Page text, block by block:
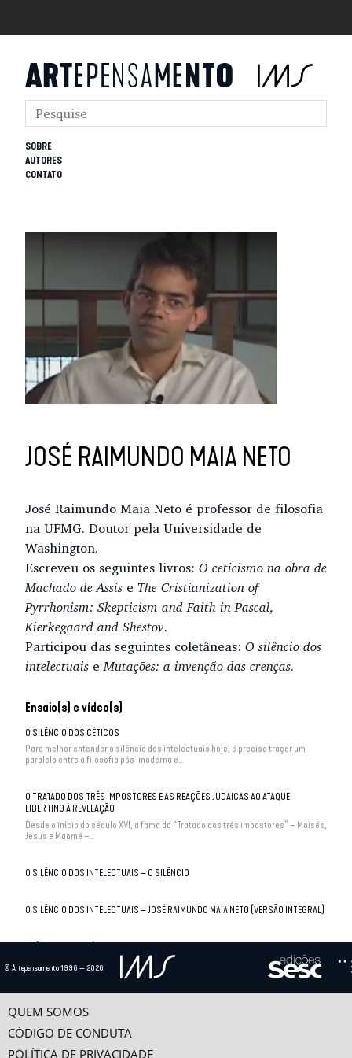
SOBRE
AUTORES
CONTATO
Ensaio(s) e vídeo(s)
O SILÊNCIO DOS CÉTICOS
Para melhor entender o silêncio dos intelectuais hoje, é preciso traçar um
paralelo entre a filosofia pós-moderna e...
O TRATADO DOS TRÊS IMPOSTORES E AS REAÇÕES JUDAICAS AO ATAQUE
LIBERTINO À REVELAÇÃO
Desde o início do século XVI, a fama do “Tratado dos três impostores” – Moisés,
Jesus e Maomé –...
O SILÊNCIO DOS INTELECTUAIS – O SILÊNCIO
O SILÊNCIO DOS INTELECTUAIS – JOSÉ RAIMUNDO MAIA NETO (VERSÃO INTEGRAL)
O objetivo é explorar as contribuições dadas por três pensadores ao tema em
questão. São eles de perfis e épocas...
CETICISMO, ERRO, VERDADE
O ceticismo é uma tradição filosófica que tem sido bastante influente na
filosofia e em outras áreas do saber desde...
JOSÉ RAIMUNDO MAIA NETO
José Raimundo Maia Neto é professor de filosofia
na UFMG. Doutor pela Universidade de
Washington.
Escreveu os seguintes livros: O ceticismo na obra de
Machado de Assis e The Cristianization of
Pyrrhonism: Skepticism and Faith in Pascal,
Kierkegaard and Shestov.
Participou das seguintes coletâneas: O silêncio dos
intelectuais e Mutações: a invenção das crenças.
© Artepensamento 1996 — 2026
QUEM SOMOS
CÓDIGO DE CONDUTA
POLÍTICA DE PRIVACIDADE